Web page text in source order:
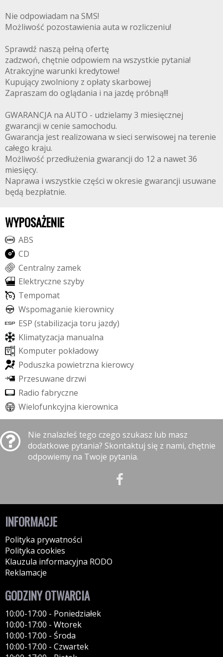
Nie odpowiadam na SMS!
Możliwość pozostawienia auta w rozliczeniu!
Sprawdź naszą pełną ofertę
zadzwoń, chętnie odpowiem na wszystkie pytania!
Atrakcyjne warunki kredytowe!
Kupujący zwolniony z opłaty skarbowej
Zapraszam do oglądania i na jazdę próbną!!!
GWARANCJA na AUTO - udzielamy 3 miesięcznej
gwarancji w cenie samochodu.
Gwarancja jest realizowana w sieci serwisowej na terenie
całego kraju.
Możliwość przedłużenia gwarancji do 12 a nawet 36
miesięcy.
Naprawa i wszystkie części w okresie gwarancji usuwane
będą bezpłatnie.
WYPOSAŻENIE
ABS
CD
Centralny zamek
Elektryczne szyby
Tempomat
Wspomaganie kierownicy
ESP (stabilizacja toru jazdy)
Klimatyzacja manualna
Komputer pokładowy
Poduszka powietrzna kierowcy
Przesuwane drzwi
Radio fabryczne
Wielofunkcyjna kierownica
Nie znalazłeś tego czego szukasz lub masz
dodatkowe pytania? Skontaktuj się z nami, chętnie
odpowiemy na Twoje pytania.
INFORMACJE
Polityka prywatności
Polityka cookies
Klauzula informacyjna RODO
Reklamacje
GODZINY OTWARCIA
10:00-17:00 - Poniedziałek
10:00-17:00 - Wtorek
10:00-17:00 - Środa
10:00-17:00 - Czwartek